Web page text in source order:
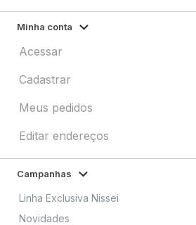
Minha conta
Acessar
Cadastrar
Meus pedidos
Editar endereços
Campanhas
Linha Exclusiva Nissei
Novidades